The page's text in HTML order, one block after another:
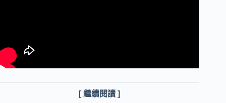
[ 繼續閱讀 ]